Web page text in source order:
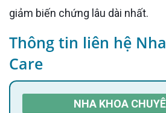
giảm biến chứng lâu dài nhất.
Thông tin liên hệ
Care
NHA KHOA